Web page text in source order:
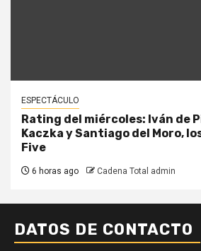
ESPECTÁCULO
Rating del miércoles: Iván de
Kaczka y Santiago del Moro,
Five
6 horas ago Cadena Total admin
DATOS DE CONTACTO